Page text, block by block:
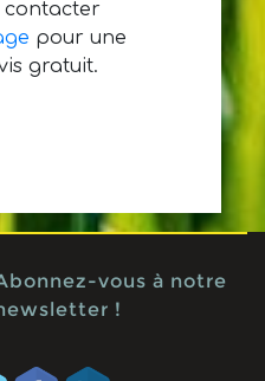
contacter
pour une
gratuit.
vous à notre
!